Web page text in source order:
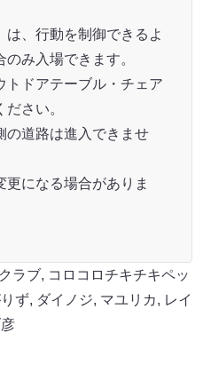
は、行動を制御できるよ
み入場できます。
トドアテーブル・チェア
さい。
の道路は進入できませ
更になる場合がありま
ラブ, コロコロチキチキペッ
ず, ダイノジ, マユリカ, レイ